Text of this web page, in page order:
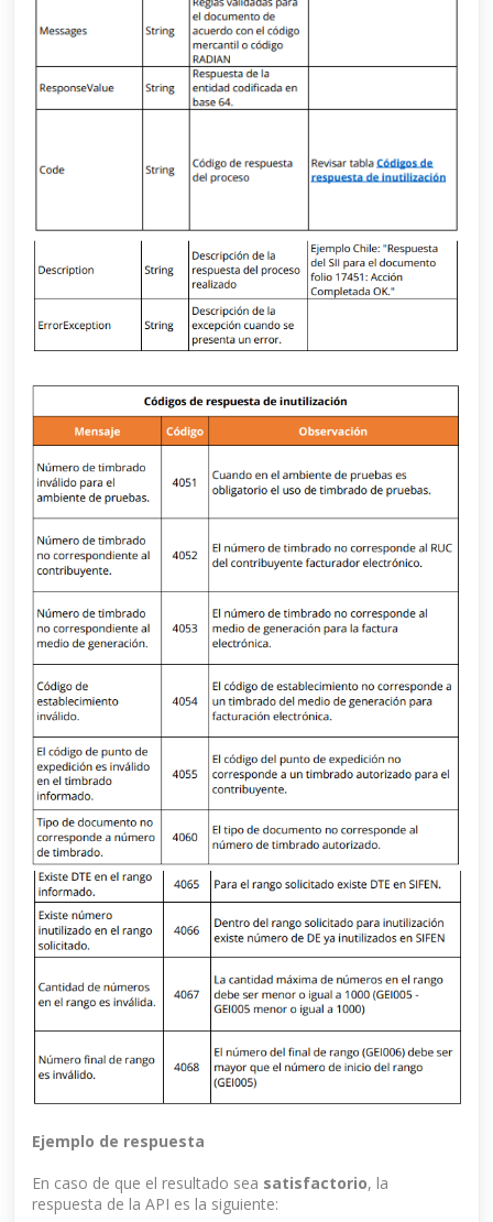
Ejemplo de respuesta
En caso de que el resultado sea satisfactorio, la
respuesta de la API es la siguiente: